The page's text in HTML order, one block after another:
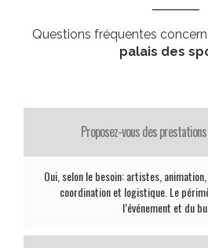
Questions fréquentes
palais des
Proposez-vous des
Oui, selon le besoin: artistes,
coordination et logistique. Le
l’événement et du